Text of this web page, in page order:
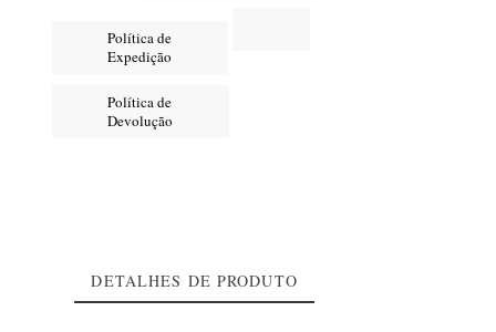
Política de
Expedição
Política de
Devolução
DETALHES DE PRODUTO